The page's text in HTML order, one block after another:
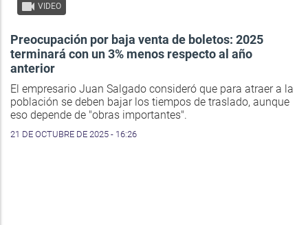
VIDEO
Preocupación por baja venta de boletos: 2025
terminará con un 3% menos respecto al año
anterior
El empresario Juan Salgado consideró que para atraer a la
población se deben bajar los tiempos de traslado, aunque
eso depende de "obras importantes".
21 DE OCTUBRE DE 2025 - 16:26